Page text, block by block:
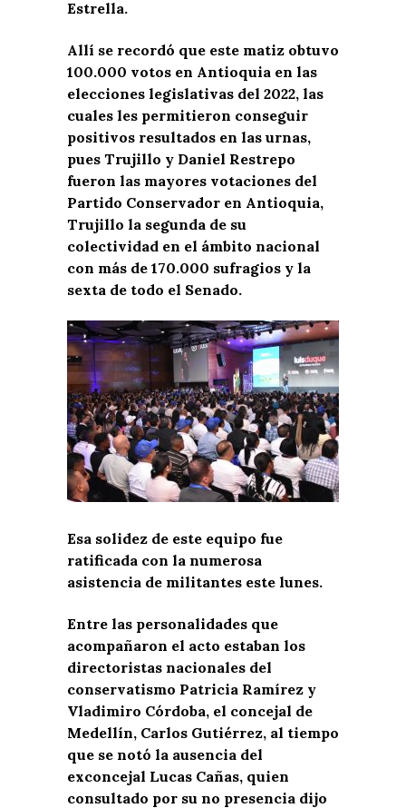
Estrella.
Allí se recordó que este matiz obtuvo
100.000 votos en Antioquia en las
elecciones legislativas del 2022, las
cuales les permitieron conseguir
positivos resultados en las urnas,
pues Trujillo y Daniel Restrepo
fueron las mayores votaciones del
Partido Conservador en Antioquia,
Trujillo la segunda de su
colectividad en el ámbito nacional
con más de 170.000 sufragios y la
sexta de todo el Senado.
Esa solidez de este equipo fue
ratificada con la numerosa
asistencia de militantes este lunes.
Entre las personalidades que
acompañaron el acto estaban los
directoristas nacionales del
conservatismo Patricia Ramírez y
Vladimiro Córdoba, el concejal de
Medellín, Carlos Gutiérrez, al tiempo
que se notó la ausencia del
exconcejal Lucas Cañas, quien
consultado por su no presencia dijo